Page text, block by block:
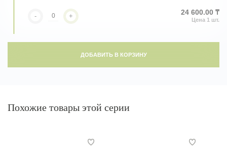
- + 24 600.00 ₸
ДОБАВИТЬ В КОРЗИНУ
Похожие товары этой серии